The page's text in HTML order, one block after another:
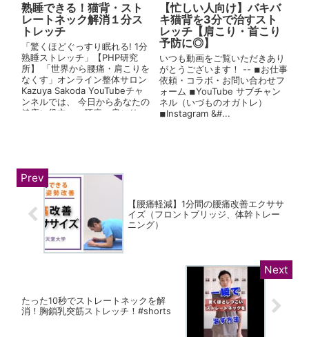
熟睡できる！猫背・スト
レートネック解消１分ス
トレッチ
「驚くほどぐっすり眠れる! 1分
熟睡ストレッチ」【PHP研究
所】 「世界から腰痛・肩こりを
なくす」オンライン整体サロン
Kazuya Sakoda YouTubeチャ
ンネルでは、 今日からあなたの
健康に役立つ、腰痛・肩こり...
【忙しい人向け】バキバ
キ猫背を3分で治すスト
レッチ【肩こり・首こり
予防に◎】
いつも動画をご覧いただきあり
がとうございます！ -- ◾︎お仕事
依頼・コラボ・お問い合わせフ
ォーム ◾︎YouTube サブチャン
ネル（いづものオガトレ）
◾︎Instagram &#...
【腰痛軽減】1分間の腰痛改善エクササ
イズ（フロントブリッジ、体幹トレー
ニング）
たった10秒でストレートネックを解
消！胸鎖乳突筋ストレッチ！#shorts